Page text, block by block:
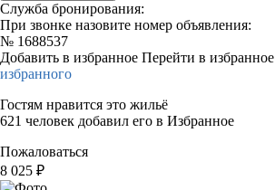
Служба бронирования:
При звонке назовите номер объявления:
№ 1688537
Добавить в избранное Перейти в избранное
избранного
Гостям нравится это жильё
621 человек добавил его в Избранное
Пожаловаться
8 025 ₽